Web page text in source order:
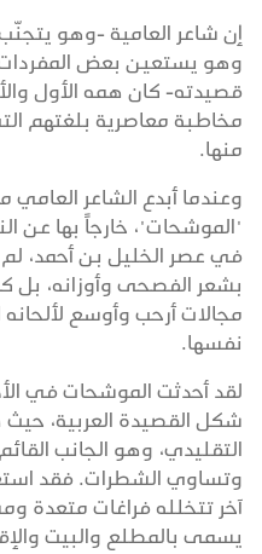
إن شاعر العامية -وهو
وهو يستعين بعض
قصيدته- كان همه الأول
مخاطبة معاصرية بلغتهم
منها.
وعندما أبدع الشاعر
"الموشحات"، خارجاً بها عن
في عصر الخليل بن أحمد، لم
بشعر الفصحى وأوزانه، بل
مجالات أرحب وأوسع
نفسها.
لقد أحدثت الموشحات في
شكل القصيدة العربية، حيث
التقليدي، وهو الجانب
وتساوي الشطرات. فقد
آخر تتخلله فراغات متعدة
يسمى بالمطلع والبيت